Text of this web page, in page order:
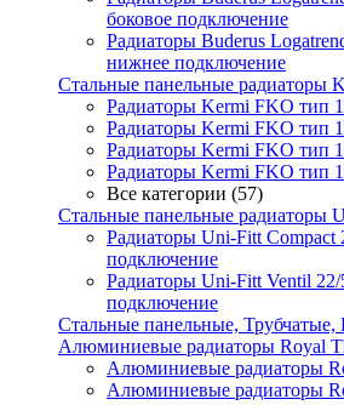
боковое подключение
Радиаторы Buderus
нижнее подключение
Стальные панельные радиаторы
Радиаторы Kermi FKO тип
Радиаторы Kermi FKO тип
Радиаторы Kermi FKO тип
Радиаторы Kermi FKO тип
Все категории (57)
Стальные панельные радиаторы
Радиаторы Uni-Fitt Compact
подключение
Радиаторы Uni-Fitt Ventil
подключение
Стальные панельные, Трубчатые,
Алюминиевые радиаторы Royal
Алюминиевые радиаторы
Алюминиевые радиаторы